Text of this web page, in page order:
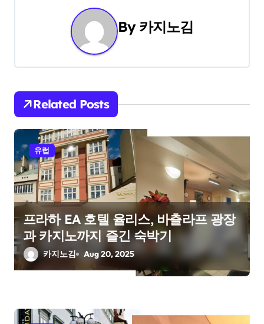
a
i
g
a
t
i
o
n
By 카지노김
Related Posts
유럽
프라하 EA 호텔 율리스, 바츨라프 광장
과 카지노까지 즐긴 숙박기
카지노김 Aug 20, 2025